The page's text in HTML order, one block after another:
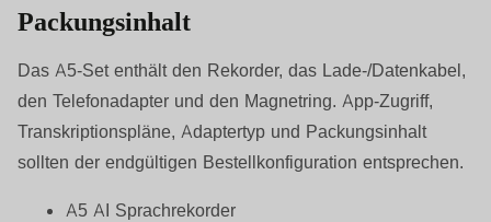
Packungsinhalt
Das A5-Set enthält den Rekorder, das Lade-/Datenkabel,
den Telefonadapter und den Magnetring. App-Zugriff,
Transkriptionspläne, Adaptertyp und Packungsinhalt
sollten der endgültigen Bestellkonfiguration entsprechen.
A5 AI Sprachrekorder